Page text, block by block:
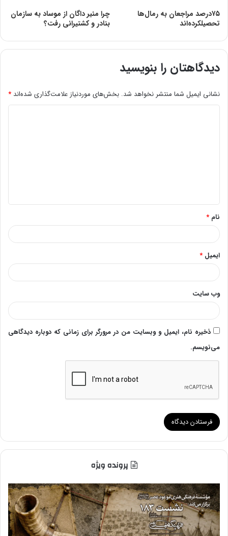
۷۵درصد مراجعان به رمال‌ها
تحصیلکرده‌اند
چرا مئیر داگان از موساد به سازمان
بنادر و کشتیرانی رفت؟
دیدگاهتان را بنویسید
نشانی ایمیل شما منتشر نخواهد شد. بخش‌های موردنیاز علامت‌گذاری شده‌اند *
*
نام *
ایمیل *
وب‌ سایت
ذخیره نام، ایمیل و وبسایت من در مرورگر برای زمانی که دوباره دیدگاهی
می‌نویسم.
پرونده ویژه